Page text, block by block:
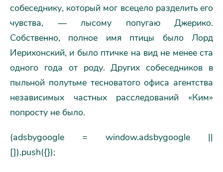
собеседнику, который мог всецело разделить его
чувства, — лысому попугаю Джерико.
Собственно, полное имя птицы было Лорд
Иерихонский, и было птичке на вид не менее ста
одного года от роду. Других собеседников в
пыльной полутьме тесноватого офиса агентства
независимых частных расследований «Ким»
попросту не было.
(adsbygoogle = window.adsbygoogle ||
[]).push({});